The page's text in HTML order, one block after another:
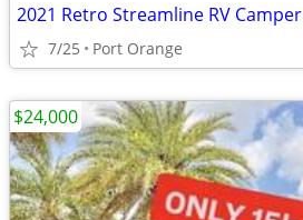
2021 Retro Streamline RV Camper
7/25 Port Orange
$24,000